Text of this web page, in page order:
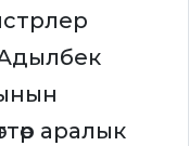
аралык